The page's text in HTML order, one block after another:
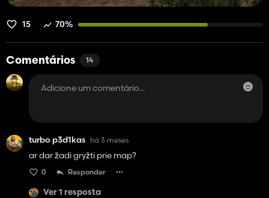
15 70%
Comentários 14
turbo p3d1kas há 3 meses
ar dar žadi gryžti prie map?
0 Responder
Ver 1 resposta